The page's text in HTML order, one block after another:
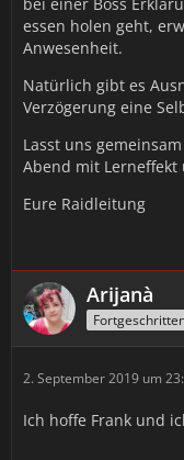
essen holen geht,
Anwesenheit.
Natürlich gibt es
Verzögerung eine
Lasst uns
Abend mit
Eure Raidleitung
Arijanà
2. September 2019 um
Ich hoffe Frank und